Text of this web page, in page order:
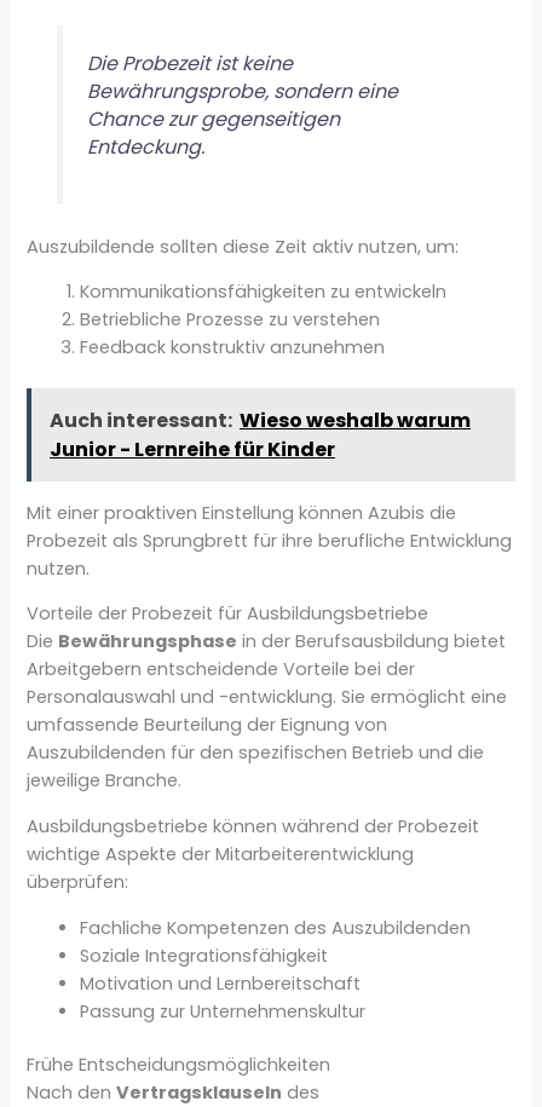
Die Probezeit ist keine
Bewährungsprobe, sondern eine
Chance zur gegenseitigen
Entdeckung.
Auszubildende sollten diese Zeit aktiv nutzen, um:
Kommunikationsfähigkeiten zu entwickeln
Betriebliche Prozesse zu verstehen
Feedback konstruktiv anzunehmen
Auch interessant: Wieso weshalb warum
Junior - Lernreihe für Kinder
Mit einer proaktiven Einstellung können Azubis die
Probezeit als Sprungbrett für ihre berufliche Entwicklung
nutzen.
Vorteile der Probezeit für Ausbildungsbetriebe
Die Bewährungsphase in der Berufsausbildung bietet
Arbeitgebern entscheidende Vorteile bei der
Personalauswahl und -entwicklung. Sie ermöglicht eine
umfassende Beurteilung der Eignung von
Auszubildenden für den spezifischen Betrieb und die
jeweilige Branche.
Ausbildungsbetriebe können während der Probezeit
wichtige Aspekte der Mitarbeiterentwicklung
überprüfen:
Fachliche Kompetenzen des Auszubildenden
Soziale Integrationsfähigkeit
Motivation und Lernbereitschaft
Passung zur Unternehmenskultur
Frühe Entscheidungsmöglichkeiten
Nach denVertragsklauseln des